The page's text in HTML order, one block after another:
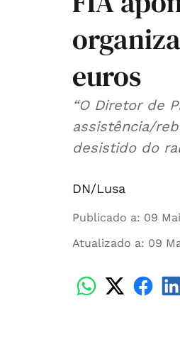
euros
“O Diretor de
assistência/
desistido do
DN/Lusa
Publicado a: 09
Atualizado a: 09